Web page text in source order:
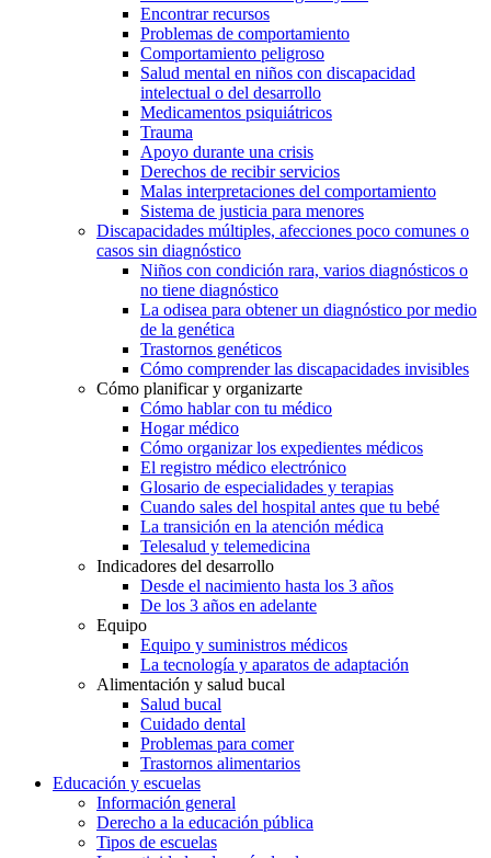
Encontrar recursos
Problemas de comportamiento
Comportamiento peligroso
Salud mental en niños con discapacidad
intelectual o del desarrollo
Medicamentos psiquiátricos
Trauma
Apoyo durante una crisis
Derechos de recibir servicios
Malas interpretaciones del comportamiento
Sistema de justicia para menores
Discapacidades múltiples, afecciones poco comunes o
casos sin diagnóstico
Niños con condición rara, varios diagnósticos o
no tiene diagnóstico
La odisea para obtener un diagnóstico por medio
de la genética
Trastornos genéticos
Cómo comprender las discapacidades invisibles
Cómo planificar y organizarte
Cómo hablar con tu médico
Hogar médico
Cómo organizar los expedientes médicos
El registro médico electrónico
Glosario de especialidades y terapias
Cuando sales del hospital antes que tu bebé
La transición en la atención médica
Telesalud y telemedicina
Indicadores del desarrollo
Desde el nacimiento hasta los 3 años
De los 3 años en adelante
Equipo
Equipo y suministros médicos
La tecnología y aparatos de adaptación
Alimentación y salud bucal
Salud bucal
Cuidado dental
Problemas para comer
Trastornos alimentarios
Educación y escuelas
Información general
Derecho a la educación pública
Tipos de escuelas